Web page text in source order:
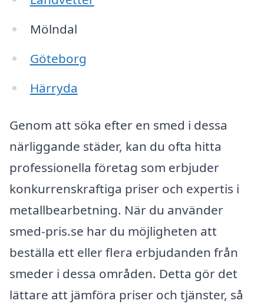
Mölndal
Göteborg
Härryda
Genom att söka efter en smed i dessa
närliggande städer, kan du ofta hitta
professionella företag som erbjuder
konkurrenskraftiga priser och expertis i
metallbearbetning. När du använder
smed-pris.se har du möjligheten att
beställa ett eller flera erbjudanden från
smeder i dessa områden. Detta gör det
lättare att jämföra priser och tjänster, så